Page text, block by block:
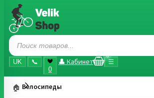
Поиск
товаров
UK
📞
0
👤 Кабинет
0
☰
🏠 Велосипеды